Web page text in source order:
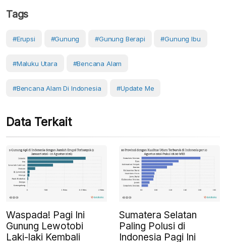
Tags
#erupsi #Gunung #gunung Berapi #Gunung Ibu
#Maluku Utara #Bencana Alam
#Bencana Alam Di Indonesia #Update Me
Data Terkait
Waspada! Pagi Ini
Gunung Lewotobi
Laki-laki Kembali
Sumatera Selatan
Paling Polusi di
Indonesia Pagi Ini